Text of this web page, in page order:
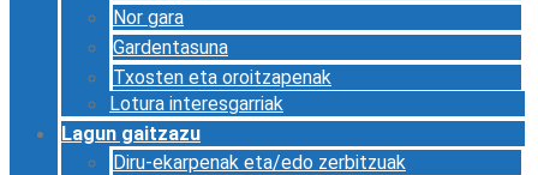
Nor gara
Gardentasuna
Txosten eta oroitzapenak
Lotura interesgarriak
Lagun gaitzazu
Diru-ekarpenak eta/edo zerbitzuak